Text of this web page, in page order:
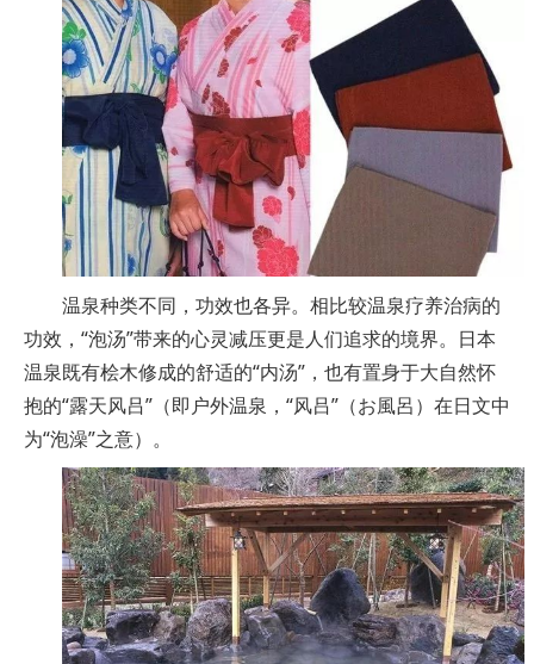
温泉种类不同，功效也各异。相比较温泉疗养治病的
功效，“泡汤”带来的心灵减压更是人们追求的境界。日本
温泉既有桧木修成的舒适的“内汤”，也有置身于大自然怀
抱的“露天风吕”（即户外温泉，“风吕”（お風呂）在日文中
为“泡澡”之意）。